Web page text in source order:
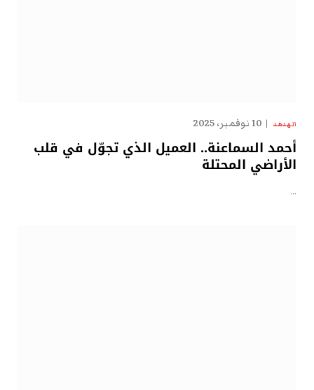
الهدهد 10 نوفمبر، 2025
أحمد السماعنة.. العميل الذي تجوّل في قلب
الأراضي المحتلة
…